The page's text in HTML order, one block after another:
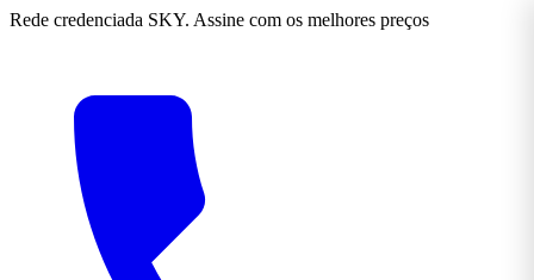
Rede credenciada SKY. Assine com os melhores preços